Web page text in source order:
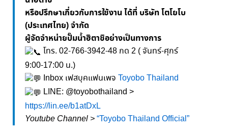
หรือปรึกษาเกี่ยวกับการใช้งาน ได้ที่ บริษัท โตโยโบ
(ประเทศไทย) จำกัด
ผู้จัดจำหน่ายปั๊มน้ำฮิตาชิอย่างเป็นทางการ
โทร. 02-766-3942-48 กด 2 ( จันทร์-ศุกร์
9:00-17:00 น.)
Inbox เฟสบุคแฟนเพจ Toyobo Thailand
LINE: @toyobothailand >
https://lin.ee/b1atDxL
Youtube Channel >“Toyobo Thailand Official”